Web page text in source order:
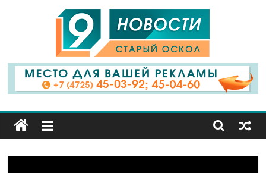
9
Канал
Старый